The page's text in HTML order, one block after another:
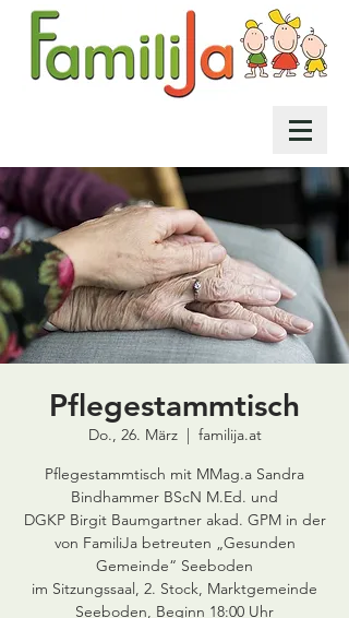
Pflegestammtisch
Do., 26. März
  |
familija.at
Pflegestammtisch mit MMag.a Sandra
Bindhammer BScN M.Ed. und
DGKP Birgit Baumgartner akad. GPM in der
von FamiliJa betreuten „Gesunden
Gemeinde“ Seeboden
im Sitzungssaal, 2. Stock, Marktgemeinde